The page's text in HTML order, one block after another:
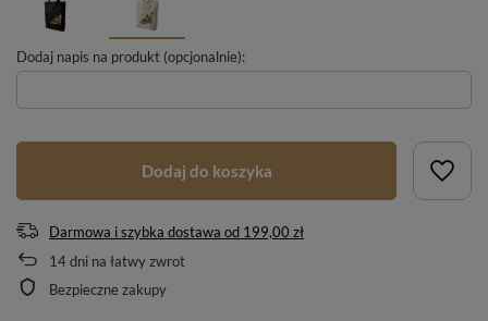
Dodaj napis na produkt (opcjonalnie):
Dodaj do koszyka
Darmowa i szybka dostawa od 199,00 zł
14dni na łatwy zwrot
Bezpieczne zakupy